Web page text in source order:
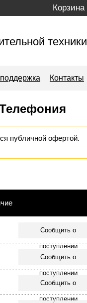
Корзина
техники
Контакты
публичной офертой.
Сообщить о
поступлении
Сообщить о
поступлении
Сообщить о
поступлении